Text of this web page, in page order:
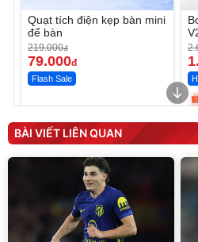
Quạt tích điện kẹp bàn mini
để bàn
219.000đ
79.000đ
Flash Sale
Máy ép chậm trái cây
Elmich JEE 1855OL
3.000.000đ
2.143.650đ
BÀI VIẾT LIÊN QUAN